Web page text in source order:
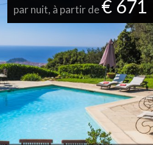
par nuit, à partir de€ 671